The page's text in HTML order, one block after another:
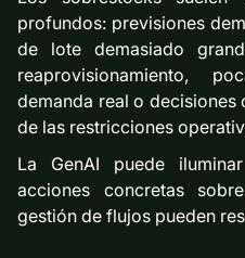
profundos: previsiones
de lote demasiado
reaprovisionamiento,
demanda real o
de las restricciones
La GenAI puede
acciones concretas
gestión de flujos pueden